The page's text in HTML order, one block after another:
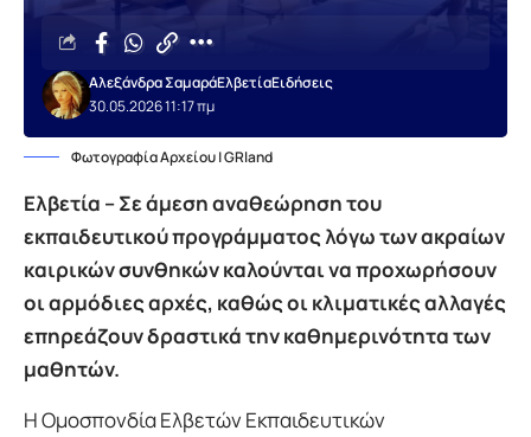
30.05.2026 11:17 πμ
Αλεξάνδρα ΣαμαράΕλβετίαΕιδήσεις
Φωτογραφία Αρχείου | GRland
Ελβετία – Σε άμεση αναθεώρηση του
εκπαιδευτικού προγράμματος λόγω των ακραίων
καιρικών συνθηκών καλούνται να προχωρήσουν
οι αρμόδιες αρχές, καθώς οι κλιματικές αλλαγές
επηρεάζουν δραστικά την καθημερινότητα των
μαθητών.
Η Ομοσπονδία Ελβετών Εκπαιδευτικών